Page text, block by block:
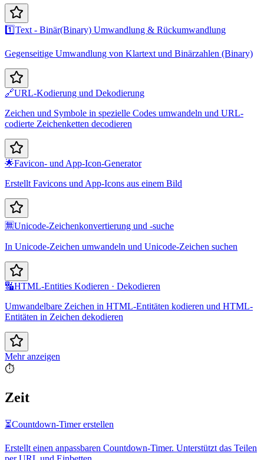
1️⃣Text - Binär(Binary) Umwandlung & Rückumwandlung
Gegenseitige Umwandlung von Klartext und Binärzahlen (Binary)
🔗URL-Kodierung und Dekodierung
Zeichen und Symbole in spezielle Codes umwandeln und URL-
codierte Zeichenketten decodieren
🌟Favicon- und App-Icon-Generator
Erstellt Favicons und App-Icons aus einem Bild
🈚Unicode-Zeichenkonvertierung und -suche
In Unicode-Zeichen umwandeln und Unicode-Zeichen suchen
🔣HTML-Entities Kodieren · Dekodieren
Umwandelbare Zeichen in HTML-Entitäten kodieren und HTML-
Entitäten in Zeichen dekodieren
Mehr anzeigen
⏱️
Zeit
⏳Countdown-Timer erstellen
Erstellt einen anpassbaren Countdown-Timer. Unterstützt das Teilen